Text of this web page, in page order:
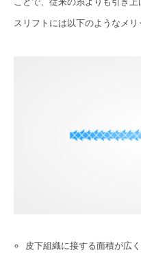
スリフトには以下のようなメリ
皮下組織に接する面積が広